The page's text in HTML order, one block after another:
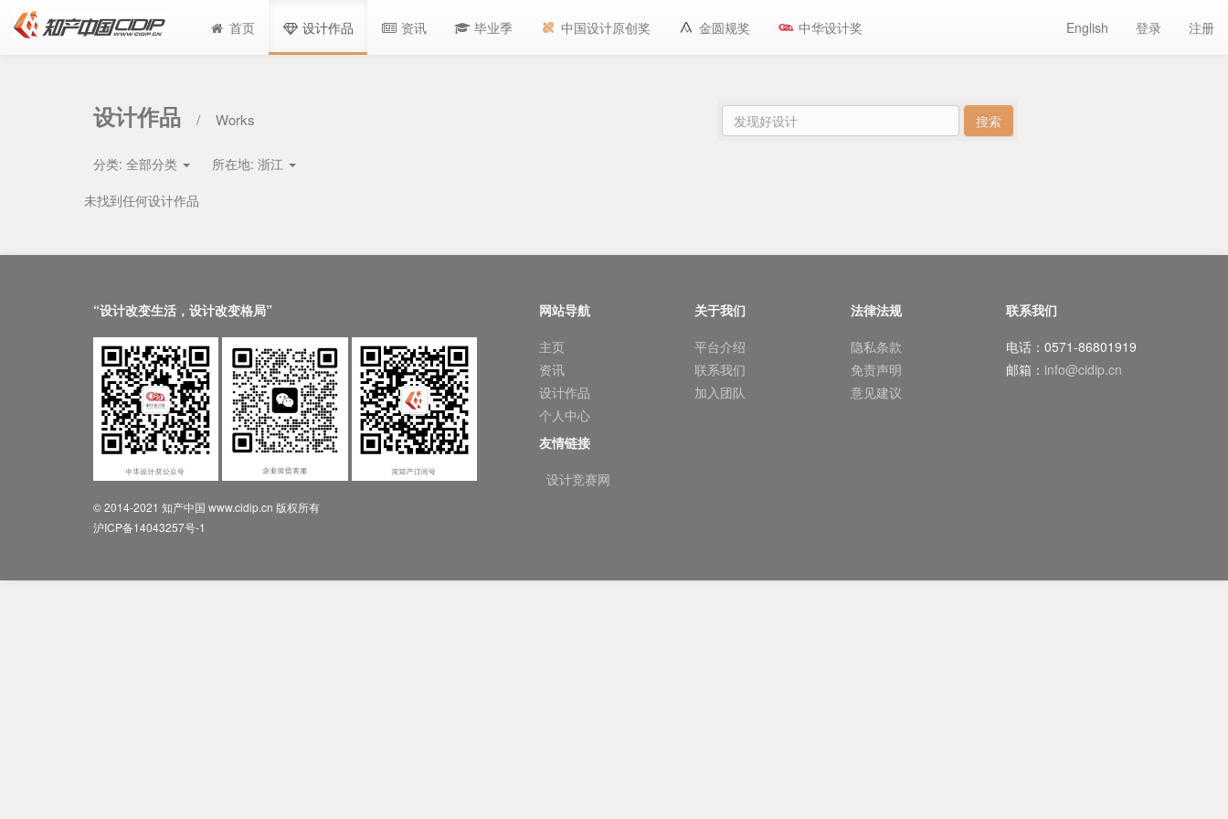
首页 设计作品 资讯 毕业季 中国设计原创奖 金圆规奖 中华设计奖 English 登录 注册
设计作品 / Works
分类: 全部分类 所在地: 浙江
未找到任何设计作品
“设计改变生活，设计改变格局”
© 2014-2021 知产中国 www.cidip.cn 版权所有
沪ICP备14043257号-1
网站导航
主页
资讯
设计作品
个人中心
关于我们
平台介绍
联系我们
加入团队
法律法规
隐私条款
免责声明
意见建议
联系我们
电话：0571-86801919
邮箱： info@cidip.cn
友情链接
设计竞赛网